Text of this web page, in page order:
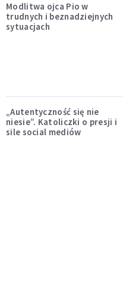
Modlitwa ojca Pio w
trudnych i beznadziejnych
sytuacjach
„Autentyczność się nie
niesie”. Katoliczki o presji i
sile social mediów